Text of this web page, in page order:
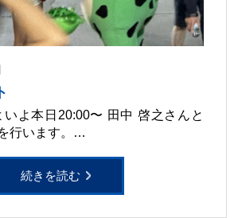
よ本日20:00〜 田中 啓之さんと
行います。…
続きを読む